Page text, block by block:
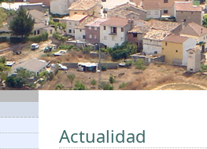
Actualidad